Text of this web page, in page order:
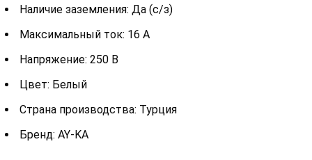
Наличие заземления: Да (с/з)
Максимальный ток: 16 А
Напряжение: 250 В
Цвет: Белый
Страна производства: Турция
Бренд: AY-KA